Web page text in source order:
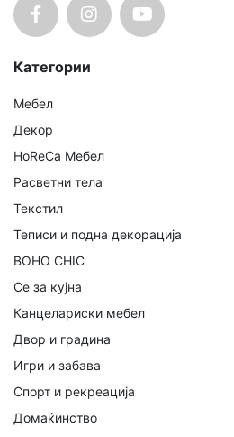
Категории
Мебел
Декор
HoReCa Мебел
Расветни тела
Текстил
Теписи и подна декорација
BOHO CHIC
Се за кујна
Канцелариски мебел
Двор и градина
Игри и забава
Спорт и рекреација
Домаќинство